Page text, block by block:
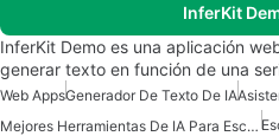
InferKit
InferKit Demo es una aplicación
generar texto en función de una
Web AppsGenerador De Texto De IA
Mejores Herramientas De IA Para Escritores